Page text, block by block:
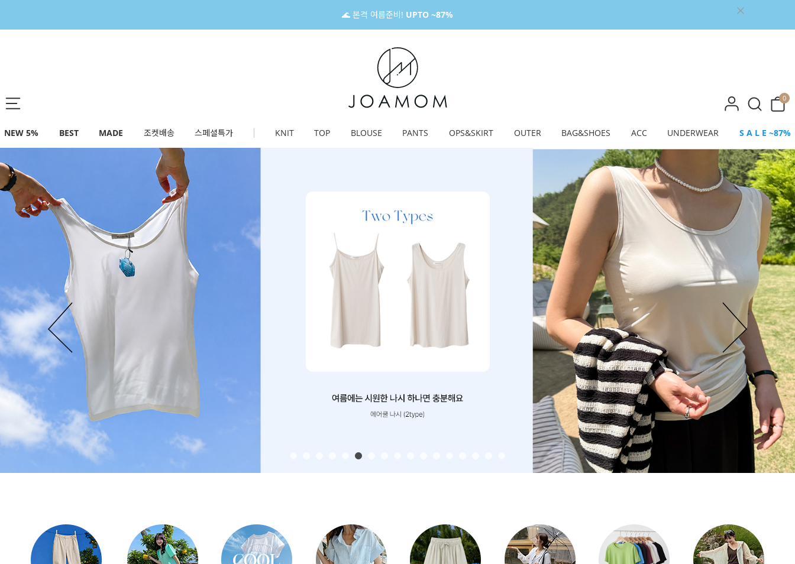
🌊 본격 여름준비! UPTO ~87%
0
NEW 5% BEST MADE 조켓배송 스페셜특가 KNIT TOP BLOUSE PANTS OPS&SKIRT OUTER BAG&SHOES ACC UNDERWEAR S A L E ~87%